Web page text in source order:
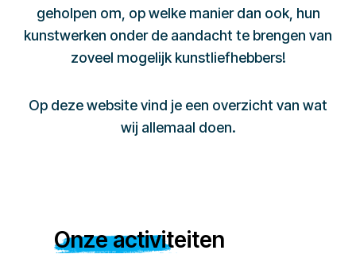
geholpen om, op welke manier dan ook, hun
kunstwerken onder de aandacht te brengen van
zoveel mogelijk kunstliefhebbers!
Op deze website vind je een overzicht van wat
wij allemaal doen.
Onze activiteiten